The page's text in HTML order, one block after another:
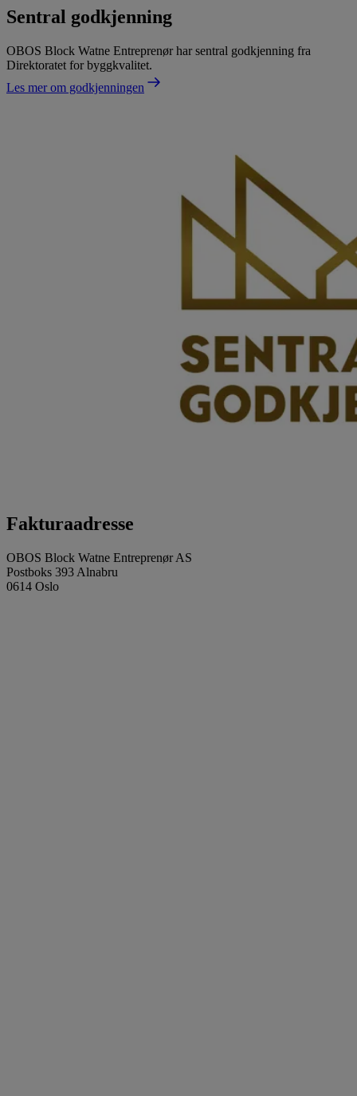
Sentral godkjenning
OBOS Block Watne Entreprenør har sentral godkjenning fra
Direktoratet for byggkvalitet.
Les mer om godkjenningen
Fakturaadresse
OBOS Block Watne Entreprenør AS
Postboks 393 Alnabru
0614 Oslo